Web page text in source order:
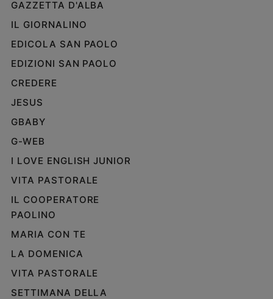
GAZZETTA D'ALBA
IL GIORNALINO
EDICOLA SAN PAOLO
EDIZIONI SAN PAOLO
CREDERE
JESUS
GBABY
G-WEB
I LOVE ENGLISH JUNIOR
VITA PASTORALE
IL COOPERATORE
PAOLINO
MARIA CON TE
LA DOMENICA
VITA PASTORALE
SETTIMANA DELLA